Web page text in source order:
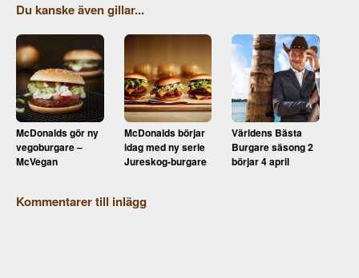
Du kanske även gillar...
McDonalds gör ny
vegoburgare –
McVegan
McDonalds börjar
idag med ny serie
Jureskog-burgare
Världens Bästa
Burgare säsong 2
börjar 4 april
Kommentarer till inlägg